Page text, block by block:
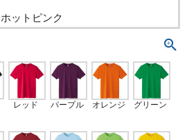
ホットピンク
レッド パープル オレンジ グリーン